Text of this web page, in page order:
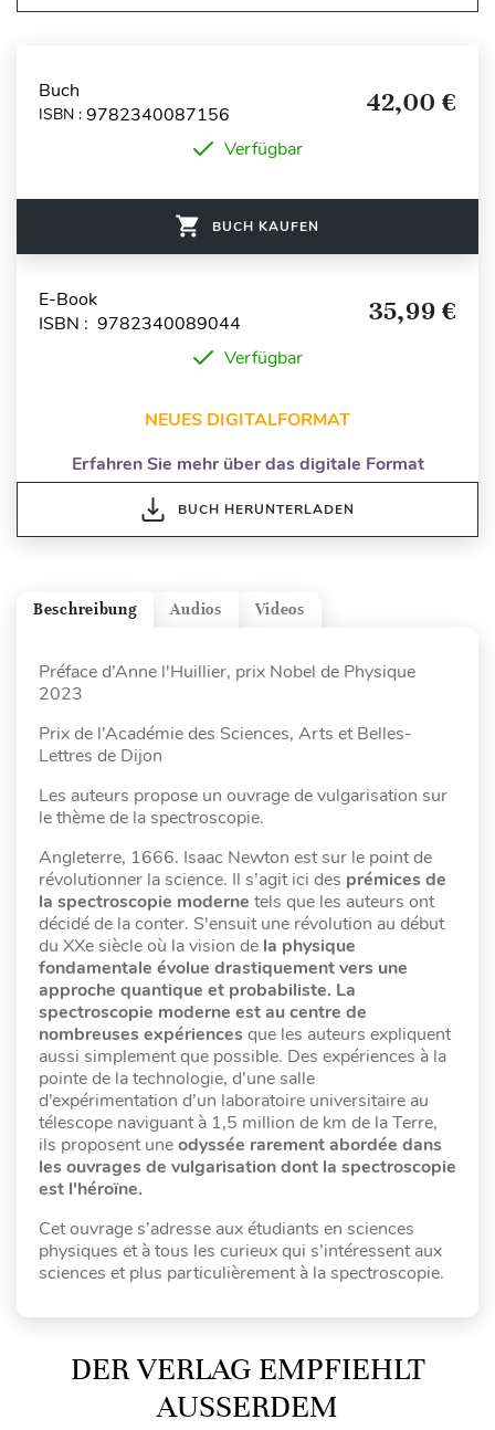
Buch
ISBN : 9782340087156 42,00 €
Verfügbar
BUCH KAUFEN
E-Book
ISBN : 9782340089044
35,99 €
Verfügbar
NEUES DIGITALFORMAT
Erfahren Sie mehr über das digitale Format
BUCH HERUNTERLADEN
Videos
Audios
Beschreibung
Préface d’Anne l'Huillier, prix Nobel de Physique
2023
Prix de l’Académie des Sciences, Arts et Belles-
Lettres de Dijon
Les auteurs propose un ouvrage de vulgarisation sur
le thème de la spectroscopie.
Angleterre, 1666. Isaac Newton est sur le point de
révolutionner la science. Il s’agit ici des prémices de
la spectroscopie moderne tels que les auteurs ont
décidé de la conter. S'ensuit une révolution au début
du XXe siècle où la vision de la physique
fondamentale évolue drastiquement vers une
approche quantique et probabiliste. La
spectroscopie moderne est au centre de
nombreuses expériences que les auteurs expliquent
aussi simplement que possible. Des expériences à la
pointe de la technologie, d’une salle
d’expérimentation d’un laboratoire universitaire au
télescope naviguant à 1,5 million de km de la Terre,
ils proposent uneodyssée rarement abordée dans
les ouvrages de vulgarisation dont la spectroscopie
est l'héroïne.
Cet ouvrage s’adresse aux étudiants en sciences
physiques et à tous les curieux qui s’intéressent aux
sciences et plus particulièrement à la spectroscopie.
DER VERLAG EMPFIEHLT
AUSSERDEM